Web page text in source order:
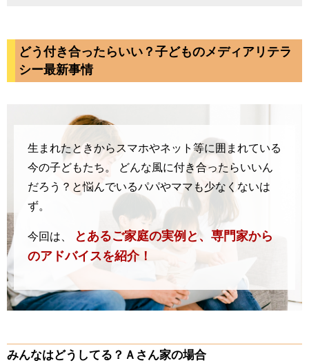
どう付き合ったらいい？子どものメディアリテラ
シー最新事情
生まれたときからスマホやネット等に囲まれている
今の子どもたち。
どんな風に付き合ったらいいん
だろう？と悩んでいるパパやママも少なくないは
ず。
今回は、
とあるご家庭の実例と、専門家から
のアドバイスを紹介！
みんなはどうしてる？Ａさん家の場合